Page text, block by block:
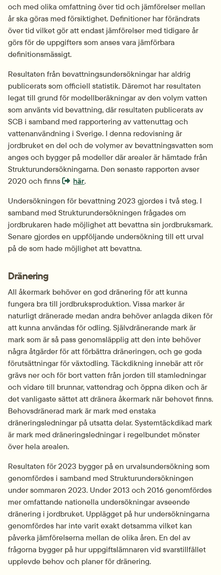
och med olika omfattning över tid och jämförelser mellan
år ska göras med försiktighet. Definitioner har förändrats
över tid vilket gör att endast jämförelser med tidigare år
görs för de uppgifters som anses vara jämförbara
definitionsmässigt.
Resultaten från bevattningsundersökningar har aldrig
publicerats som officiell statistik. Däremot har resultaten
legat till grund för modellberäkningar av den volym vatten
som använts vid bevattning, där resultaten publicerats av
SCB i samband med rapportering av vattenuttag och
vattenanvändning i Sverige. I denna redovisning är
jordbruket en del och de volymer av bevattningsvatten som
anges och bygger på modeller där arealer är hämtade från
Strukturundersökningarna. Den senaste rapporten avser
2020 och finns
Extern länk som öppnas i nytt fönster
här.
Undersökningen för bevattning 2023 gjordes i två steg. I
samband med Strukturundersökningen frågades om
jordbrukaren hade möjlighet att bevattna sin jordbruksmark.
Senare gjordes en uppföljande undersökning till ett urval
på de som hade möjlighet att bevattna.
Dränering
All åkermark behöver en god dränering för att kunna
fungera bra till jordbruksproduktion. Vissa marker är
naturligt dränerade medan andra behöver anlagda diken för
att kunna användas för odling. Självdränerande mark är
mark som är så pass genomsläpplig att den inte behöver
några åtgärder för att förbättra dräneringen, och ge goda
förutsättningar för växtodling. Täckdikning innebär att rör
grävs ner och för bort vatten från jorden till stamledningar
och vidare till brunnar, vattendrag och öppna diken och är
det vanligaste sättet att dränera åkermark när behovet finns.
Behovsdränerad mark är mark med enstaka
dräneringsledningar på utsatta delar. Systemtäckdikad mark
är mark med dräneringsledningar i regelbundet mönster
över hela arealen.
Resultaten för 2023 bygger på en urvalsundersökning som
genomfördes i samband med Strukturundersökningen
under sommaren 2023. Under 2013 och 2016 genomfördes
mer omfattande nationella undersökningar avseende
dränering i jordbruket. Upplägget på hur undersökningarna
genomfördes har inte varit exakt detsamma vilket kan
påverka jämförelserna mellan de olika åren. En del av
frågorna bygger på hur uppgiftslämnaren vid svarstillfället
upplevde behov och planer för dränering.